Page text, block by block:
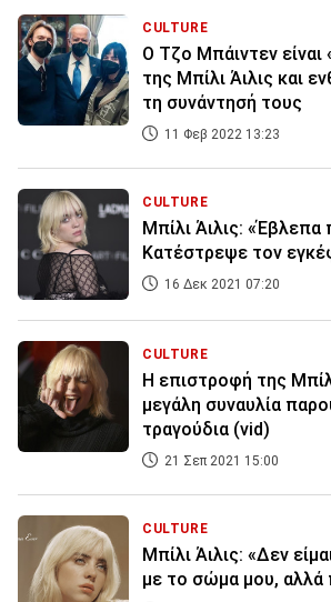
CULTURE
Ο Τζο Μπάιντεν είναι
της Μπίλι Άιλις και
τη συνάντησή τους
11 Φεβ 2022 13:23
CULTURE
Μπίλι Άιλις:
Κατέστρεψε τον
16 Δεκ 2021 07:20
CULTURE
Η επιστροφή της
μεγάλη συναυλία
τραγούδια (vid)
21 Σεπ 2021 15:00
CULTURE
Mπίλι Άιλις: «Δεν
με το σώμα μου, αλλά